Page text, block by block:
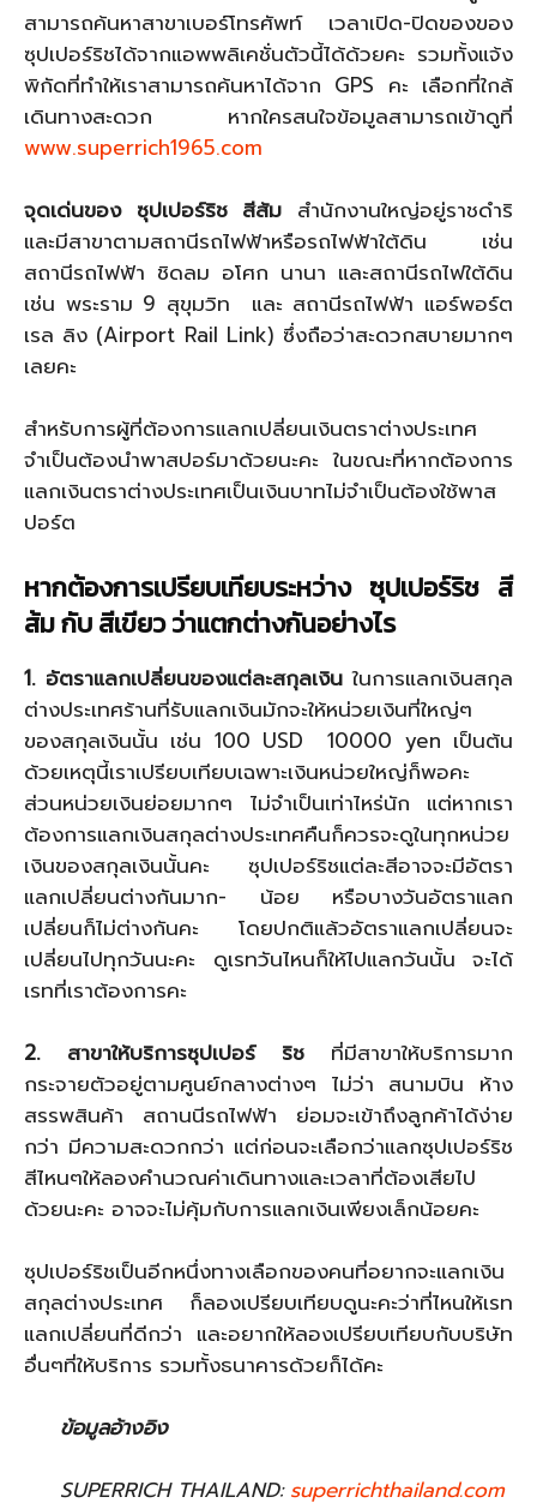
สามารถค้นหาสาขาเบอร์โทรศัพท์ เวลาเปิด-ปิดของของ
ซุปเปอร์ริชได้จากแอพพลิเคชั่นตัวนี้ได้ด้วยคะ รวมทั้งแจ้ง
พิกัดที่ทำให้เราสามารถค้นหาได้จาก GPS คะ เลือกที่ใกล้
เดินทางสะดวก หากใครสนใจข้อมูลสามารถเข้าดูที่
www.superrich1965.com
จุดเด่นของ ซุปเปอร์ริช สีส้ม สำนักงานใหญ่อยู่ราชดำริ
และมีสาขาตามสถานีรถไฟฟ้าหรือรถไฟฟ้าใต้ดิน เช่น
สถานีรถไฟฟ้า ชิดลม อโศก นานา และสถานีรถไฟใต้ดิน
เช่น พระราม 9 สุขุมวิท และ สถานีรถไฟฟ้า แอร์พอร์ต
เรล ลิง (Airport Rail Link) ซึ่งถือว่าสะดวกสบายมากๆ
เลยคะ
สำหรับการผู้ที่ต้องการแลกเปลี่ยนเงินตราต่างประเทศ
จำเป็นต้องนำพาสปอร์มาด้วยนะคะ ในขณะที่หากต้องการ
แลกเงินตราต่างประเทศเป็นเงินบาทไม่จำเป็นต้องใช้พาส
ปอร์ต
หากต้องการเปรียบเทียบระหว่าง ซุปเปอร์ริช สี
ส้ม กับ สีเขียว ว่าแตกต่างกันอย่างไร
1. อัตราแลกเปลี่ยนของแต่ละสกุลเงิน ในการแลกเงินสกุล
ต่างประเทศร้านที่รับแลกเงินมักจะให้หน่วยเงินที่ใหญ่ๆ
ของสกุลเงินนั้น เช่น 100 USD 10000 yen เป็นต้น
ด้วยเหตุนี้เราเปรียบเทียบเฉพาะเงินหน่วยใหญ่ก็พอคะ
ส่วนหน่วยเงินย่อยมากๆ ไม่จำเป็นเท่าไหร่นัก แต่หากเรา
ต้องการแลกเงินสกุลต่างประเทศคืนก็ควรจะดูในทุกหน่วย
เงินของสกุลเงินนั้นคะ ซุปเปอร์ริชแต่ละสีอาจจะมีอัตรา
แลกเปลี่ยนต่างกันมาก- น้อย หรือบางวันอัตราแลก
เปลี่ยนก็ไม่ต่างกันคะ โดยปกติแล้วอัตราแลกเปลี่ยนจะ
เปลี่ยนไปทุกวันนะคะ ดูเรทวันไหนก็ให้ไปแลกวันนั้น จะได้
เรทที่เราต้องการคะ
2. สาขาให้บริการซุปเปอร์ ริช ที่มีสาขาให้บริการมาก
กระจายตัวอยู่ตามศูนย์กลางต่างๆ ไม่ว่า สนามบิน ห้าง
สรรพสินค้า สถานนีรถไฟฟ้า ย่อมจะเข้าถึงลูกค้าได้ง่าย
กว่า มีความสะดวกกว่า แต่ก่อนจะเลือกว่าแลกซุปเปอร์ริช
สีไหนๆให้ลองคำนวณค่าเดินทางและเวลาที่ต้องเสียไป
ด้วยนะคะ อาจจะไม่คุ้มกับการแลกเงินเพียงเล็กน้อยคะ
ซุปเปอร์ริชเป็นอีกหนึ่งทางเลือกของคนที่อยากจะแลกเงิน
สกุลต่างประเทศ ก็ลองเปรียบเทียบดูนะคะว่าที่ไหนให้เรท
แลกเปลี่ยนที่ดีกว่า และอยากให้ลองเปรียบเทียบกับบริษัท
อื่นๆที่ให้บริการ รวมทั้งธนาคารด้วยก็ได้คะ
ข้อมูลอ้างอิง
SUPERRICH THAILAND:superrichthailand.com